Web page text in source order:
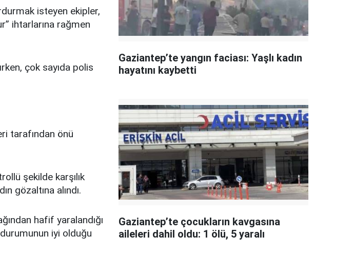
isteyen ekipler,
ihtarlarına rağmen
çok sayıda polis
tarafından önü
şekilde karşılık
gözaltına alındı.
hafif yaralandığı
iyi olduğu
Gaziantep’te yangın faciası: Yaşlı kadın
hayatını kaybetti
Gaziantep’te çocukların kavgasına
aileleri dahil oldu: 1 ölü, 5 yaralı